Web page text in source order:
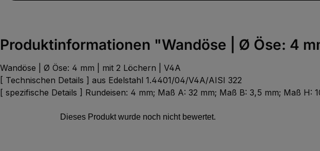
Produktinformationen "Wandöse | Ø Öse: 4
Wandöse | Ø Öse: 4 mm | mit 2 Löchern | V4A
[ Technischen Details ] aus Edelstahl 1.4401/04/V4A/AISI 322
[ spezifische Details ] Rundeisen: 4 mm; Maß A: 32 mm; Maß B: 3,5 mm; Maß H: